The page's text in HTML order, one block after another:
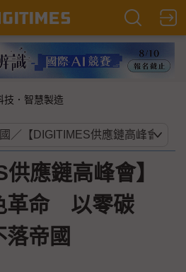
技．智慧製造
供應鏈高峰會】
革命 以零碳
落帝國